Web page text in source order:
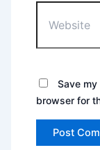
Save
browser for